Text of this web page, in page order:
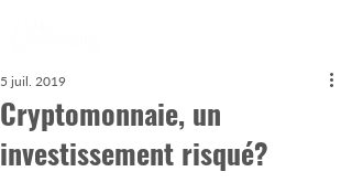
Cryptomonnaie, un
investissement risqué?
5 juil. 2019